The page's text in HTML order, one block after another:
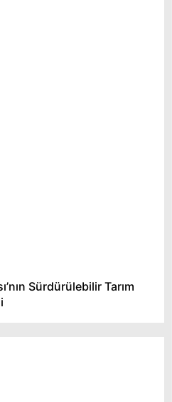
Sürdürülebilir Tarım